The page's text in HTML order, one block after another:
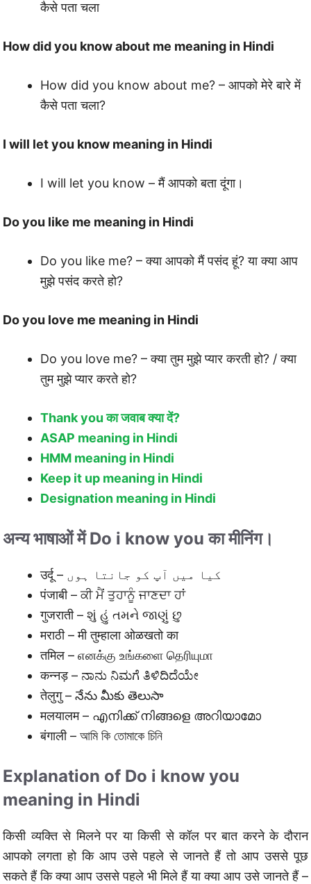
कैसे पता चला
How did you know about me meaning in Hindi
How did you know about me? – आपको मेरे बारे में
कैसे पता चला?
I will let you know meaning in Hindi
I will let you know – मैं आपको बता दूंगा।
Do you like me meaning in Hindi
Do you like me? – क्या आपको मैं पसंद हूं? या क्या आप
मुझे पसंद करते हो?
Do you love me meaning in Hindi
Do you love me? – क्या तुम मुझे प्यार करती हो? / क्या
तुम मुझे प्यार करते हो?
Thank you का जवाब क्या दें?
ASAP meaning in Hindi
HMM meaning in Hindi
Keep it up meaning in Hindi
Designation meaning in Hindi
अन्य भाषाओं में Do i know you का मीनिंग।
उर्दू – کیا میں آپ کو جانتا ہوں
पंजाबी – ਕੀ ਮੈਂ ਤੁਹਾਨੂੰ ਜਾਣਦਾ ਹਾਂ
गुजराती – શું હું તમને જાણું છુ
मराठी – मी तुम्हाला ओळखतो का
तमिल – எனக்கு உங்களை தெரியுமா
कन्नड़ – ನಾನು ನಿಮಗೆ ತಿಳಿದಿದೆಯೇ
तेलुगु – నేను మీకు తెలుసా
मलयालम – എനിക്ക് നിങ്ങളെ അറിയാമോ
बंगाली – আমি কি তোমাকে চিনি
Explanation of Do i know you
meaning in Hindi
किसी व्यक्ति से मिलने पर या किसी से कॉल पर बात करने के दौरान
आपको लगता हो कि आप उसे पहले से जानते हैं तो आप उससे पूछ
सकते हैं कि क्या आप उससे पहले भी मिले हैं या क्या आप उसे जानते हैं –